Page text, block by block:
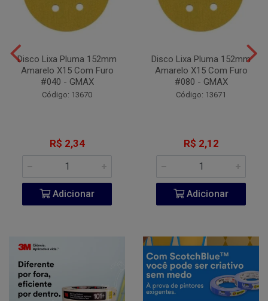
Disco Lixa Pluma 152mm
Amarelo X15 Com Furo
#040 - GMAX
Código: 13670
R$ 2,34
Adicionar
Disco Lixa Pluma 152mm
Amarelo X15 Com Furo
#080 - GMAX
Código: 13671
R$ 2,12
Adicionar